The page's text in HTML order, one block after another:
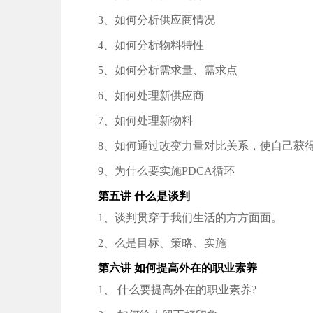
3、如何分析供应商情况
4、如何分析物料特性
5、如何分析需求量、需求点
6、如何处理新供应商
7、如何处理新物料
8、如何通过改变力量对比关系，使自己获
9、为什么要实施PDCA循环
第五讲 什么是谈判
1、谈判贯穿于我们生活的方方面面。
2、么是目标、策略、实施
第六讲 如何提高外在的职业素养
1、 什么要提高外在的职业素养?